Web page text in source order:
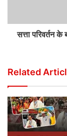
सत्ता परिवर्तन
Related